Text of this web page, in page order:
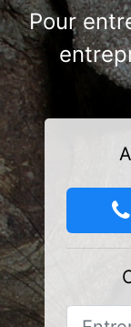
Pour